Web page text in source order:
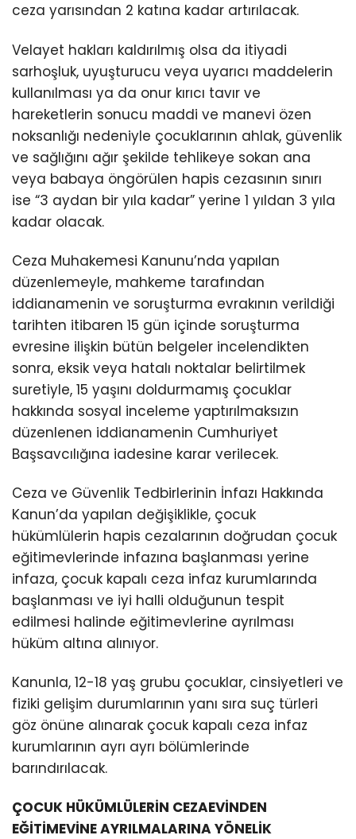
ceza yarısından 2 katına kadar artırılacak.
Velayet hakları kaldırılmış olsa da itiyadi
sarhoşluk, uyuşturucu veya uyarıcı maddelerin
kullanılması ya da onur kırıcı tavır ve
hareketlerin sonucu maddi ve manevi özen
noksanlığı nedeniyle çocuklarının ahlak, güvenlik
ve sağlığını ağır şekilde tehlikeye sokan ana
veya babaya öngörülen hapis cezasının sınırı
ise “3 aydan bir yıla kadar” yerine 1 yıldan 3 yıla
kadar olacak.
Ceza Muhakemesi Kanunu’nda yapılan
düzenlemeyle, mahkeme tarafından
iddianamenin ve soruşturma evrakının verildiği
tarihten itibaren 15 gün içinde soruşturma
evresine ilişkin bütün belgeler incelendikten
sonra, eksik veya hatalı noktalar belirtilmek
suretiyle, 15 yaşını doldurmamış çocuklar
hakkında sosyal inceleme yaptırılmaksızın
düzenlenen iddianamenin Cumhuriyet
Başsavcılığına iadesine karar verilecek.
Ceza ve Güvenlik Tedbirlerinin İnfazı Hakkında
Kanun’da yapılan değişiklikle, çocuk
hükümlülerin hapis cezalarının doğrudan çocuk
eğitimevlerinde infazına başlanması yerine
infaza, çocuk kapalı ceza infaz kurumlarında
başlanması ve iyi halli olduğunun tespit
edilmesi halinde eğitimevlerine ayrılması
hüküm altına alınıyor.
Kanunla, 12-18 yaş grubu çocuklar, cinsiyetleri ve
fiziki gelişim durumlarının yanı sıra suç türleri
göz önüne alınarak çocuk kapalı ceza infaz
kurumlarının ayrı ayrı bölümlerinde
barındırılacak.
ÇOCUK HÜKÜMLÜLERİN CEZAEVİNDEN
EĞİTİMEVİNE AYRILMALARINA YÖNELİK